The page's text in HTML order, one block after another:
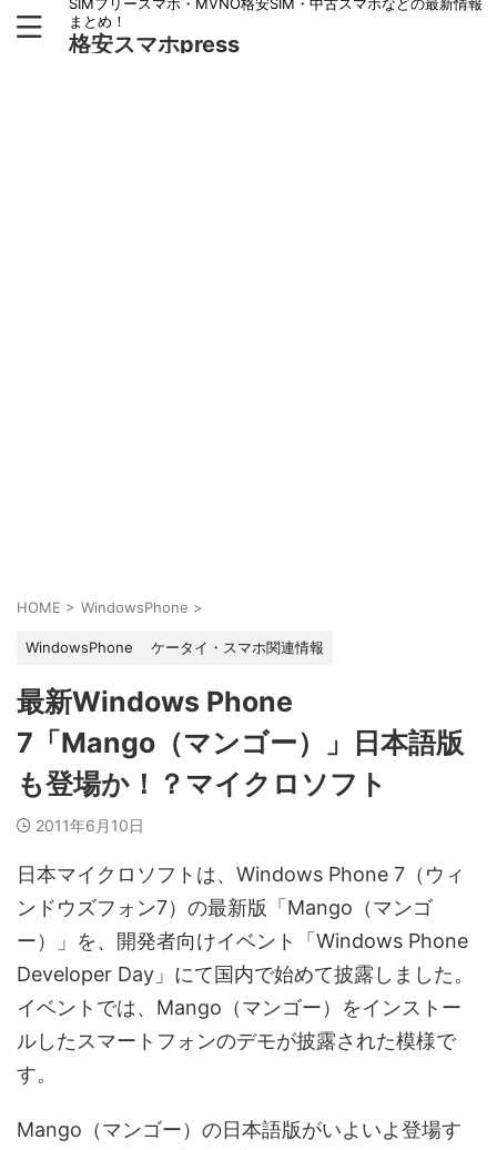
まとめ！
格安スマホpress
HOME > WindowsPhone >
WindowsPhone ケータイ・スマホ関連情報
最新Windows Phone
7「Mango（マンゴー）」日本語版
も登場か！？マイクロソフト
2011年6月10日
日本マイクロソフトは、Windows Phone 7（ウィ
ンドウズフォン7）の最新版「Mango（マンゴ
ー）」を、開発者向けイベント「Windows Phone
Developer Day」にて国内で始めて披露しました。
イベントでは、Mango（マンゴー）をインストー
ルしたスマートフォンのデモが披露された模様で
す。
Mango（マンゴー）の日本語版がいよいよ登場す